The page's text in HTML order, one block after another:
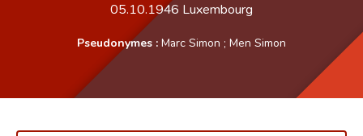
05.10.1946 Luxembourg
Pseudonymes : Marc Simon ; Men Simon